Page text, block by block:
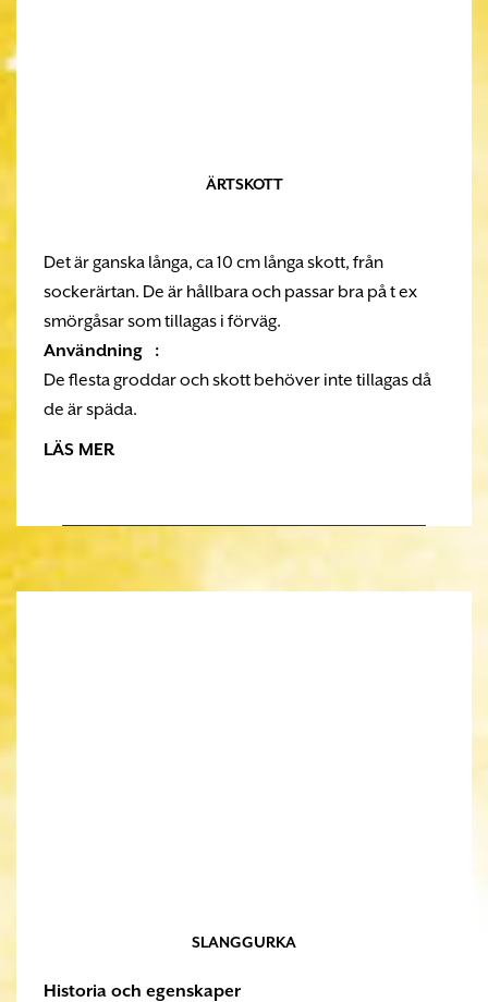
ÄRTSKOTT
Det är ganska långa, ca 10 cm långa skott, från
sockerärtan. De är hållbara och passar bra på t ex
smörgåsar som tillagas i förväg.
Användning :
De flesta groddar och skott behöver inte tillagas då
de är späda.
LÄS MER
SLANGGURKA
Historia och egenskaper